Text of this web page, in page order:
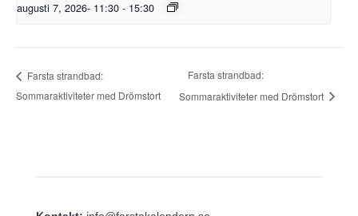
augusti 7, 2026- 11:30 - 15:30
Farsta strandbad:
Sommaraktiviteter med Drömstort
Farsta strandbad:
Sommaraktiviteter med Drömstort